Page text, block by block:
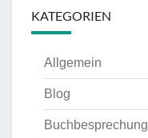
KATEGORIEN
Allgemein
Blog
Buchbesprechung